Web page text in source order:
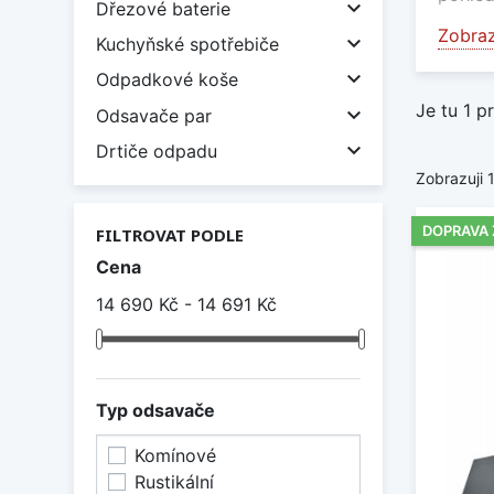
Dřezové baterie 
Kuchyňské spotřebiče 
Odpadkové koše 
Odsavače par 
Drtiče odpadu 
FILTROVAT PODLE
Cena
14 690 Kč - 14 691 Kč
Typ odsavače
Komínové
Rustikální
při
U
jsou
Je tu 1
Zobrazuji
DOPRAVA